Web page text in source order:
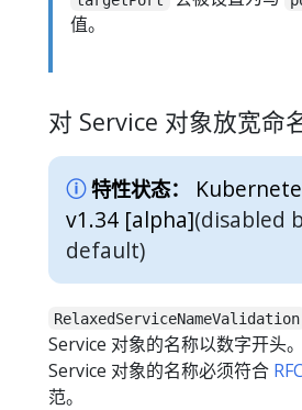
值。
对 Service 对象放宽命
特性状态：
v1.34 [alpha](disabled
default)
RelaxedServiceNameValidation
Service 对象的名称以数字开头
Service 对象的名称必须符合
范。